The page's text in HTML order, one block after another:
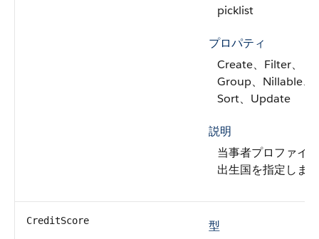
picklist
プロパティ
Create、Filter、
Group、Nillable、
Sort、Update
説明
当事者プロファイ
出生国を指定しま
CreditScore
型